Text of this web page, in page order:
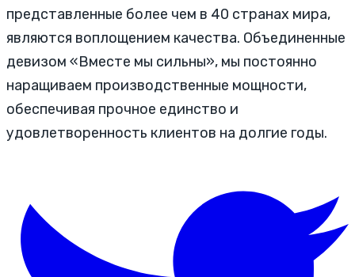
представленные более чем в 40 странах мира,
являются воплощением качества. Объединенные
девизом «Вместе мы сильны», мы постоянно
наращиваем производственные мощности,
обеспечивая прочное единство и
удовлетворенность клиентов на долгие годы.